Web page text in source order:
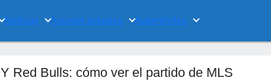
Noticias Asuntos actuales Automóviles
Red Bulls: cómo ver el partido de MLS